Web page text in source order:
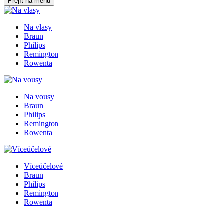
Na vlasy
Braun
Philips
Remington
Rowenta
Na vousy
Braun
Philips
Remington
Rowenta
Víceúčelové
Braun
Philips
Remington
Rowenta